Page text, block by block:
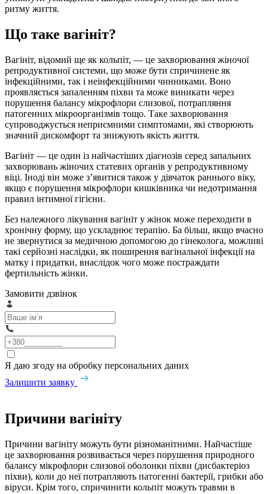
ритму життя.
Що таке вагініт?
Вагініт, відомий ще як кольпіт, — це захворювання жіночої
репродуктивної системи, що може бути спричинене як
інфекційними, так і неінфекційними чинниками. Воно
проявляється запаленням піхви та може виникати через
порушення балансу мікрофлори слизової, потрапляння
патогенних мікроорганізмів тощо. Таке захворювання
супроводжується неприємними симптомами, які створюють
значний дискомфорт та знижують якість життя.
Вагініт — це один із найчастіших діагнозів серед запальних
захворювань жіночих статевих органів у репродуктивному
віці. Іноді він може з’явитися також у дівчаток раннього віку,
якщо є порушення мікрофлори кишківника чи недотримання
правил інтимної гігієни.
Без належного лікування вагініт у жінок може переходити в
хронічну форму, що ускладнює терапію. Ба більш, якщо вчасно
не звернутися за медичною допомогою до гінеколога, можливі
такі серйозні наслідки, як поширення вагінальної інфекції на
матку і придатки, внаслідок чого може постраждати
фертильність жінки.
Замовити дзвінок
Я даю згоду на обробку персональних даних
Залишити заявку
Причини вагініту
Причини вагініту можуть бути різноманітними. Найчастіше
це захворювання розвивається через порушення природного
балансу мікрофлори слизової оболонки піхви (дисбактеріоз
піхви), коли до неї потрапляють патогенні бактерії, грибки або
віруси. Крім того, спричинити кольпіт можуть травми в